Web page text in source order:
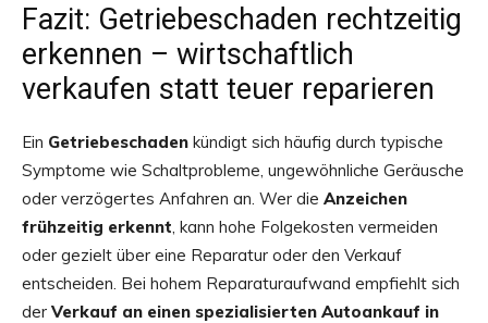
Fazit: Getriebeschaden rechtzeitig
erkennen – wirtschaftlich
verkaufen statt teuer reparieren
Ein Getriebeschaden kündigt sich häufig durch typische
Symptome wie Schaltprobleme, ungewöhnliche Geräusche
oder verzögertes Anfahren an. Wer die Anzeichen
frühzeitig erkennt , kann hohe Folgekosten vermeiden
oder gezielt über eine Reparatur oder den Verkauf
entscheiden. Bei hohem Reparaturaufwand empfiehlt sich
der Verkauf an einen spezialisierten Autoankauf in